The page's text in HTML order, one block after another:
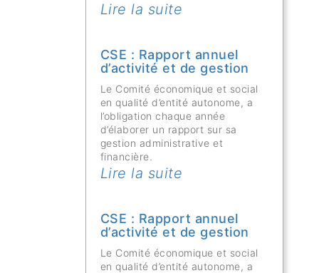
Lire la suite
CSE : Rapport annuel
d’activité et de gestion
Le Comité économique et social
en qualité d’entité autonome, a
l’obligation chaque année
d’élaborer un rapport sur sa
gestion administrative et
financière.
Lire la suite
CSE : Rapport annuel
d’activité et de gestion
Le Comité économique et social
en qualité d’entité autonome, a